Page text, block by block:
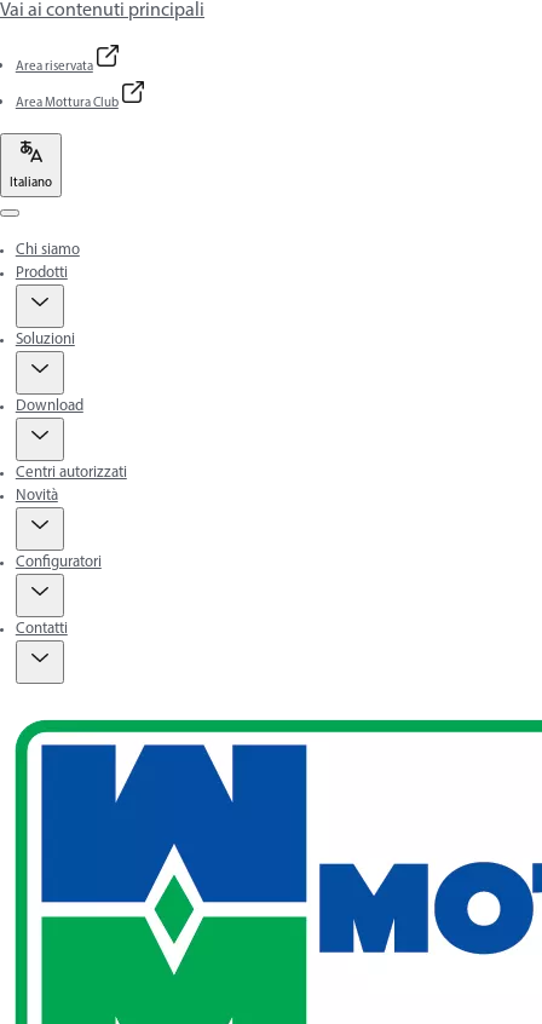
Vai ai contenuti principali
Area riservata
Area Mottura Club
Italiano
Chi siamo
Prodotti
Soluzioni
Download
Centri autorizzati
Novità
Configuratori
Contatti